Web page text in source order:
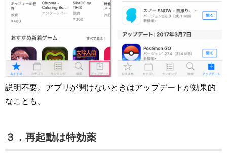
説明不要。アプリが開けないときはアップデートが効果的
なことも。
３．再起動は特効薬